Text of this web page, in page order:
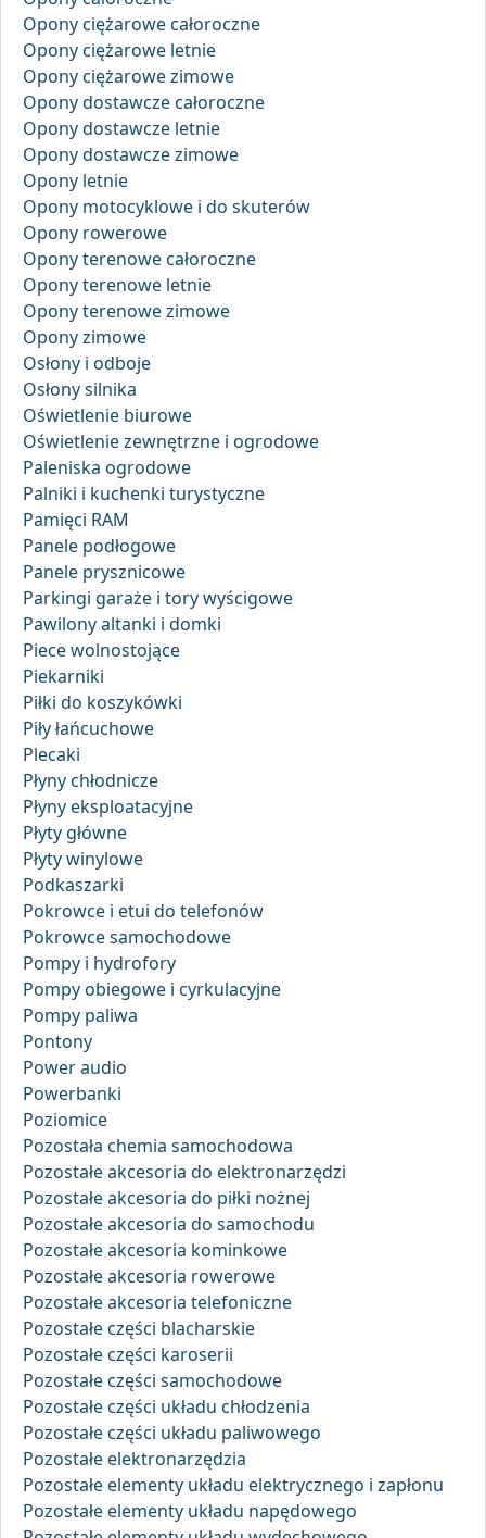
Opony ciężarowe całoroczne
Opony ciężarowe letnie
Opony ciężarowe zimowe
Opony dostawcze całoroczne
Opony dostawcze letnie
Opony dostawcze zimowe
Opony letnie
Opony motocyklowe i do skuterów
Opony rowerowe
Opony terenowe całoroczne
Opony terenowe letnie
Opony terenowe zimowe
Opony zimowe
Osłony i odboje
Osłony silnika
Oświetlenie biurowe
Oświetlenie zewnętrzne i ogrodowe
Paleniska ogrodowe
Palniki i kuchenki turystyczne
Pamięci RAM
Panele podłogowe
Panele prysznicowe
Parkingi garaże i tory wyścigowe
Pawilony altanki i domki
Piece wolnostojące
Piekarniki
Piłki do koszykówki
Piły łańcuchowe
Plecaki
Płyny chłodnicze
Płyny eksploatacyjne
Płyty główne
Płyty winylowe
Podkaszarki
Pokrowce i etui do telefonów
Pokrowce samochodowe
Pompy i hydrofory
Pompy obiegowe i cyrkulacyjne
Pompy paliwa
Pontony
Power audio
Powerbanki
Poziomice
Pozostała chemia samochodowa
Pozostałe akcesoria do elektronarzędzi
Pozostałe akcesoria do piłki nożnej
Pozostałe akcesoria do samochodu
Pozostałe akcesoria kominkowe
Pozostałe akcesoria rowerowe
Pozostałe akcesoria telefoniczne
Pozostałe części blacharskie
Pozostałe części karoserii
Pozostałe części samochodowe
Pozostałe części układu chłodzenia
Pozostałe części układu paliwowego
Pozostałe elektronarzędzia
Pozostałe elementy układu elektrycznego i zapłonu
Pozostałe elementy układu napędowego